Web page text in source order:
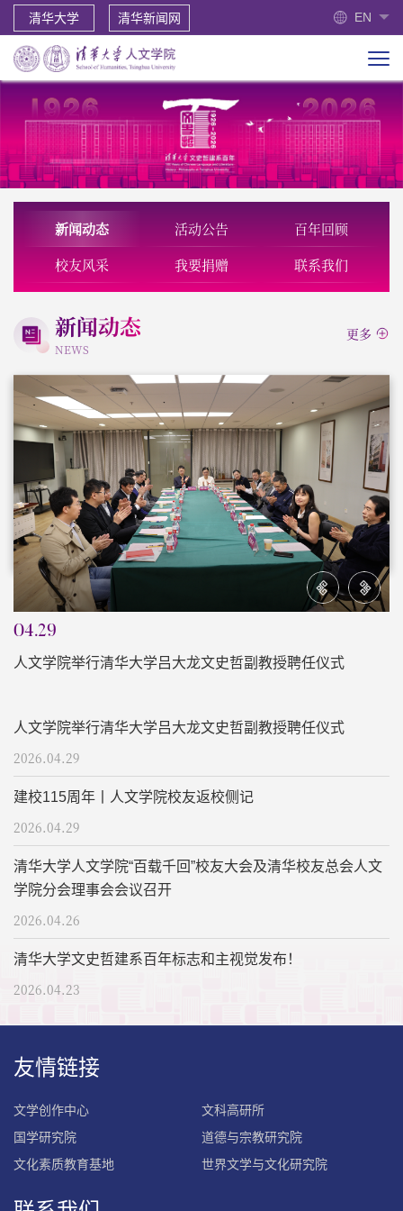
EN
清华大学 清华新闻网
新闻动态 活动公告
百年回顾
校友风采
我要捐赠 联系我们
新闻动态
NEWS
更多
04.29
人文学院举行清华大学吕大龙文史哲副教授聘任仪式
人文学院举行清华大学吕大龙文史哲副教授聘任仪式
2026.04.29
建校115周年丨人文学院校友返校侧记
2026.04.29
清华大学人文学院“百载千回”校友大会及清华校友总会人文
学院分会理事会会议召开
2026.04.26
清华大学文史哲建系百年标志和主视觉发布！
2026.04.23
友情链接
文学创作中心
文科高研所
国学研究院
道德与宗教研究院
文化素质教育基地
世界文学与文化研究院